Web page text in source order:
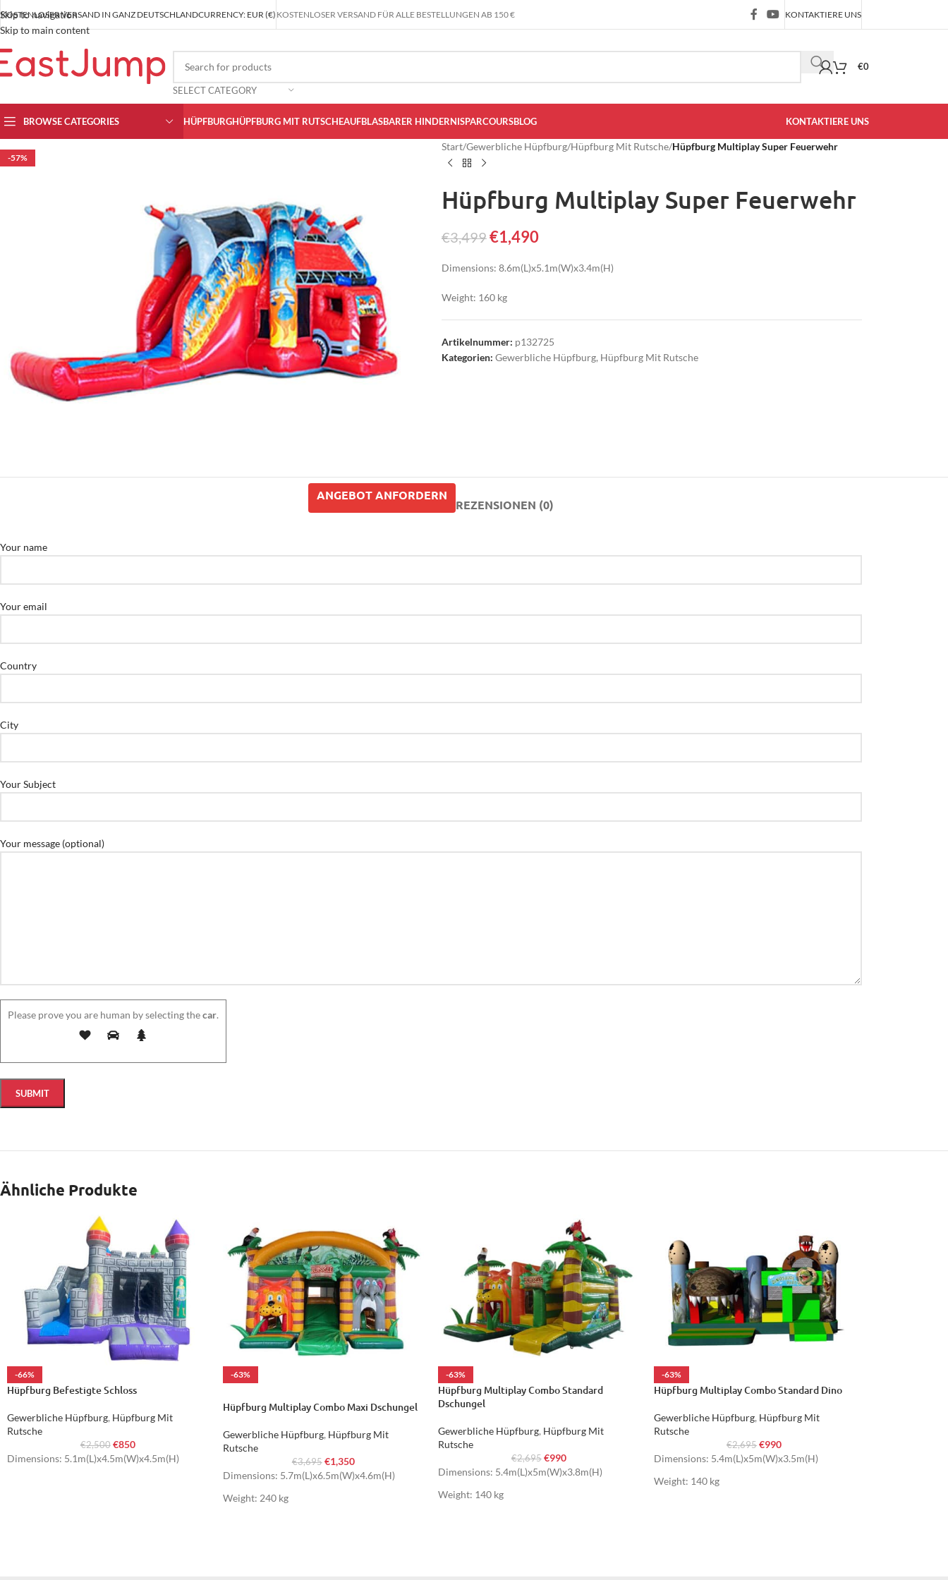
Skip to navigation
Skip to main content
KOSTENLOSER VERSAND IN GANZ DEUTSCHLANDCURRENCY: EUR (€) KOSTENLOSER VERSAND FÜR ALLE BESTELLUNGEN AB 150 € KONTAKTIERE UNS
SELECT CATEGORY
€0
BROWSE CATEGORIES HÜPFBURGHÜPFBURG MIT RUTSCHEAUFBLASBARER HINDERNISPARCOURSBLOG KONTAKTIERE UNS
-57%
Start/Gewerbliche Hüpfburg/Hüpfburg Mit Rutsche/Hüpfburg Multiplay Super Feuerwehr
Hüpfburg Multiplay Super Feuerwehr
€3,499€1,490
Dimensions: 8.6m(L)x5.1m(W)x3.4m(H)
Weight: 160 kg
Artikelnummer: p132725
Kategorien: Gewerbliche Hüpfburg, Hüpfburg Mit Rutsche
ANGEBOT ANFORDERN
REZENSIONEN (0)
Your name
Your email
Country
City
Your Subject
Your message (optional)
Please prove you are human by selecting thecar.
Ähnliche Produkte
-66%
Hüpfburg Befestigte Schloss
Gewerbliche Hüpfburg, Hüpfburg Mit
Rutsche
€2,500 €850
Dimensions: 5.1m(L)x4.5m(W)x4.5m(H)
-63%
Hüpfburg Multiplay Combo Maxi Dschungel
Gewerbliche Hüpfburg, Hüpfburg Mit
Rutsche
€3,695 €1,350
Dimensions: 5.7m(L)x6.5m(W)x4.6m(H)
Weight: 240 kg
-63%
Hüpfburg Multiplay Combo Standard
Dschungel
Gewerbliche Hüpfburg, Hüpfburg Mit
Rutsche
€2,695 €990
Dimensions: 5.4m(L)x5m(W)x3.8m(H)
Weight: 140 kg
-63%
Hüpfburg Multiplay Combo Standard Dino
Gewerbliche Hüpfburg, Hüpfburg Mit
Rutsche
€2,695 €990
Dimensions: 5.4m(L)x5m(W)x3.5m(H)
Weight: 140 kg